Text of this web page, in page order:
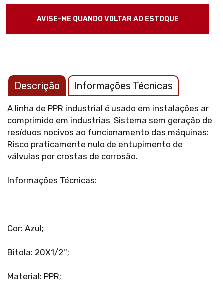
Descrição Informações Técnicas
A linha de PPR industrial é usado em instalações ar
comprimido em industrias. Sistema sem geração de
resíduos nocivos ao funcionamento das máquinas:
Risco praticamente nulo de entupimento de
válvulas por crostas de corrosão.
Informações Técnicas:
Cor: Azul;
Bitola: 20X1/2'';
Material: PPR;